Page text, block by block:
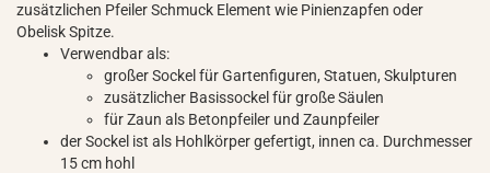
zusätzlichen Pfeiler Schmuck Element wie Pinienzapfen oder
Obelisk Spitze.
Verwendbar als:
großer Sockel für Gartenfiguren, Statuen, Skulpturen
zusätzlicher Basissockel für große Säulen
für Zaun als Betonpfeiler und Zaunpfeiler
der Sockel ist als Hohlkörper gefertigt, innen ca. Durchmesser
15 cm hohl